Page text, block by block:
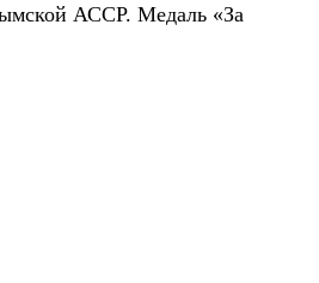
АССР. Медаль «За